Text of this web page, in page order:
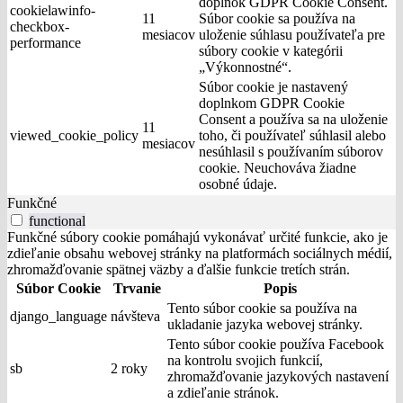
cookielawinfo-
checkbox-
performance
11
mesiacov
Súbor cookie sa používa na
uloženie súhlasu používateľa pre
súbory cookie v kategórii
„Výkonnostné“.
viewed_cookie_policy
11
mesiacov
Súbor cookie je nastavený
doplnkom GDPR Cookie
Consent a používa sa na uloženie
toho, či používateľ súhlasil alebo
nesúhlasil s používaním súborov
cookie. Neuchováva žiadne
osobné údaje.
Funkčné
functional
Funkčné súbory cookie pomáhajú vykonávať určité funkcie, ako je
zdieľanie obsahu webovej stránky na platformách sociálnych médií,
zhromažďovanie spätnej väzby a ďalšie funkcie tretích strán.
Súbor Cookie
Trvanie
Popis
django_language návšteva
Tento súbor cookie sa používa na
ukladanie jazyka webovej stránky.
sb 2 roky
Tento súbor cookie používa Facebook
na kontrolu svojich funkcií,
zhromažďovanie jazykových nastavení
a zdieľanie stránok.